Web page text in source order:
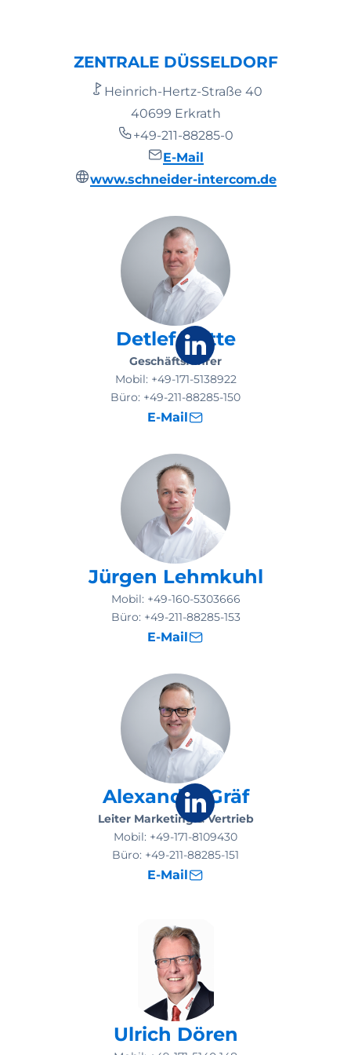
ZENTRALE DÜSSELDORF
Heinrich-Hertz-Straße 40
40699 Erkrath
+49-211-88285-0
E-Mail
www.schneider-intercom.de
Detlef Witte
Geschäftsführer
Mobil: +49-171-5138922
Büro: +49-211-88285-150
E-Mail
Jürgen Lehmkuhl
Mobil: +49-160-5303666
Büro: +49-211-88285-153
E-Mail
Alexander Gräf
Leiter Marketing & Vertrieb
Mobil: +49-171-8109430
Büro: +49-211-88285-151
E-Mail
Ulrich Dören